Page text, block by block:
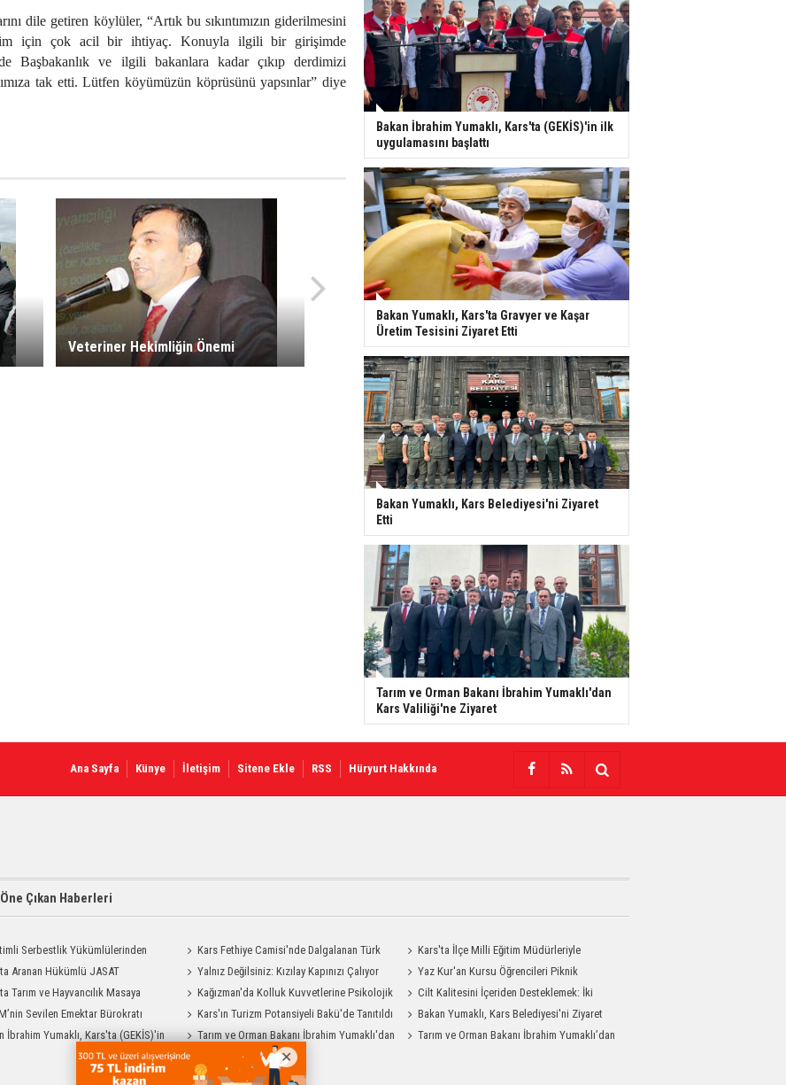
dile getiren köylüler, “Artık bu sıkıntımızın giderilmesini
için çok acil bir ihtiyaç. Konuyla ilgili bir girişimde
Başbakanlık ve ilgili bakanlara kadar çıkıp derdimizi
tak etti. Lütfen köyümüzün köprüsünü yapsınlar” diye
Veteriner Hekimliğin Önemi
Bakan İbrahim Yumaklı, Kars'ta (GEKİS)'in ilk
uygulamasını başlattı
Bakan Yumaklı, Kars'ta Gravyer ve Kaşar
Üretim Tesisini Ziyaret Etti
Bakan Yumaklı, Kars Belediyesi'ni Ziyaret
Etti
Tarım ve Orman Bakanı İbrahim Yumaklı'dan
Kars Valiliği'ne Ziyaret
Ana Sayfa Künye İletişim Sitene Ekle RSS Hüryurt Hakkında
Çıkan Haberleri
Serbestlik Yükümlülerinden
Desteği
Kars Fethiye Camisi'nde Dalgalanan Türk
Bayrağı Görenlerin Beğenisini Topladı
Kars'ta İlçe Milli Eğitim Müdürleriyle
Değerlendirme Toplantısı
Aranan Hükümlü JASAT
Yakalandı
Yalnız Değilsiniz: Kızılay Kapınızı Çalıyor
Yaz Kur'an Kursu Öğrencileri Piknik
Coşkusu Yaşadı
Tarım ve Hayvancılık Masaya
Kağızman'da Kolluk Kuvvetlerine Psikolojik
İlk Yardım Eğitimi
Cilt Kalitesini İçeriden Desteklemek: İki
Enjeksiyon Uygulamasının Karşılaştırması
Sevilen Emektar Bürokratı
Acı Günü
Kars'ın Turizm Potansiyeli Bakü'de Tanıtıldı
Bakan Yumaklı, Kars Belediyesi'ni Ziyaret
Etti
İbrahim Yumaklı, Kars'ta (GEKİS)'in
Tarım ve Orman Bakanı İbrahim Yumaklı'dan
Kars Valiliği'ne Ziyaret
Tarım ve Orman Bakanı İbrahim Yumaklı’dan